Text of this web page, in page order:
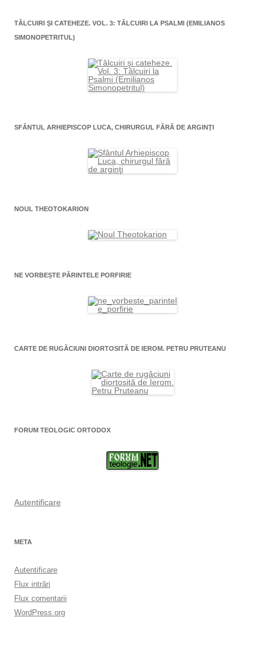
TÂLCUIRI ŞI CATEHEZE. VOL. 3: TÂLCUIRI LA PSALMI (EMILIANOS
SIMONOPETRITUL)
SFÂNTUL ARHIEPISCOP LUCA, CHIRURGUL FĂRĂ DE ARGINŢI
NOUL THEOTOKARION
NE VORBEȘTE PĂRINTELE PORFIRIE
CARTE DE RUGĂCIUNI DIORTOSITĂ DE IEROM. PETRU PRUTEANU
FORUM TEOLOGIC ORTODOX
Autentificare
META
Autentificare
Flux intrări
Flux comentarii
WordPress.org